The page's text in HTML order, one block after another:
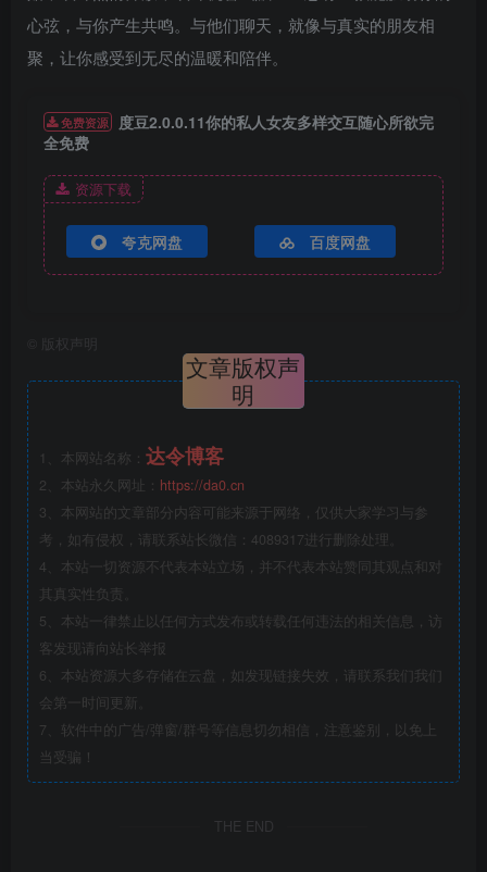
心弦，与你产生共鸣。与他们聊天，就像与真实的朋友相
聚，让你感受到无尽的温暖和陪伴。
免费资源
度豆2.0.0.11你的私人女友多样交互随心所欲完
全免费
资源下载
夸克网盘 百度网盘
版权声明
文章版权声
明
1、本网站名称： 达令博客
2、本站永久网址： https://da0.cn
3、本网站的文章部分内容可能来源于网络，仅供大家学习与参
考，如有侵权，请联系站长微信：4089317进行删除处理。
4、本站一切资源不代表本站立场，并不代表本站赞同其观点和对
其真实性负责。
5、本站一律禁止以任何方式发布或转载任何违法的相关信息，访
客发现请向站长举报
6、本站资源大多存储在云盘，如发现链接失效，请联系我们我们
会第一时间更新。
7、软件中的广告/弹窗/群号等信息切勿相信，注意鉴别，以免上
当受骗！
THE END